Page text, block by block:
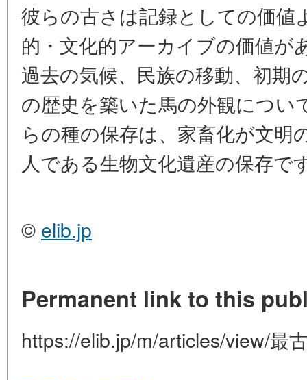
彼らの古さは記録としての価値
的・文化的アーカイブの価値が
過去の気候、民族の移動、初期
の歴史を築いた馬の外観につい
らの種の保存は、家畜化が文明
人である生物文化遺産の保存で
© elib.jp
Permanent link to this
https://elib.jp/m/articles/view/最